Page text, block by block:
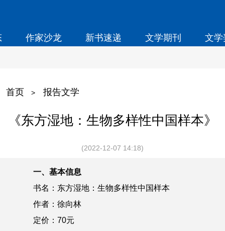
作家沙龙 新书速递 文学期刊 文
首页 > 报告文学
《东方湿地：生物多样性中国样本》
(2022-12-07 14:18)
一、基本信息
书名： 东方湿地：生物多样性中国样本
作者： 徐向林
定价： 70元